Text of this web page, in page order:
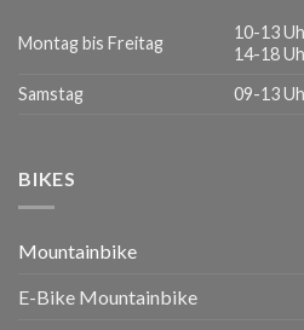
Montag bis Freitag
10-13
14-18
Samstag
09-13
BIKES
Mountainbike
E-Bike Mountainbike